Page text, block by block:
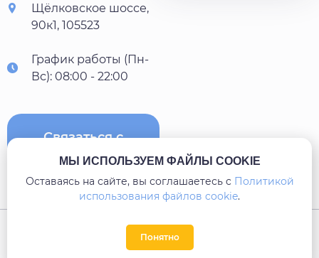
Щёлковское шоссе,
90к1, 105523
График работы (Пн-
Вс): 08:00 - 22:00
Связаться с
Карта сайта
МЫ ИСПОЛЬЗУЕМ ФАЙЛЫ COOKIE
Оставаясь на сайте, вы соглашаетесь c Политикой
использования файлов cookie.
Понятно